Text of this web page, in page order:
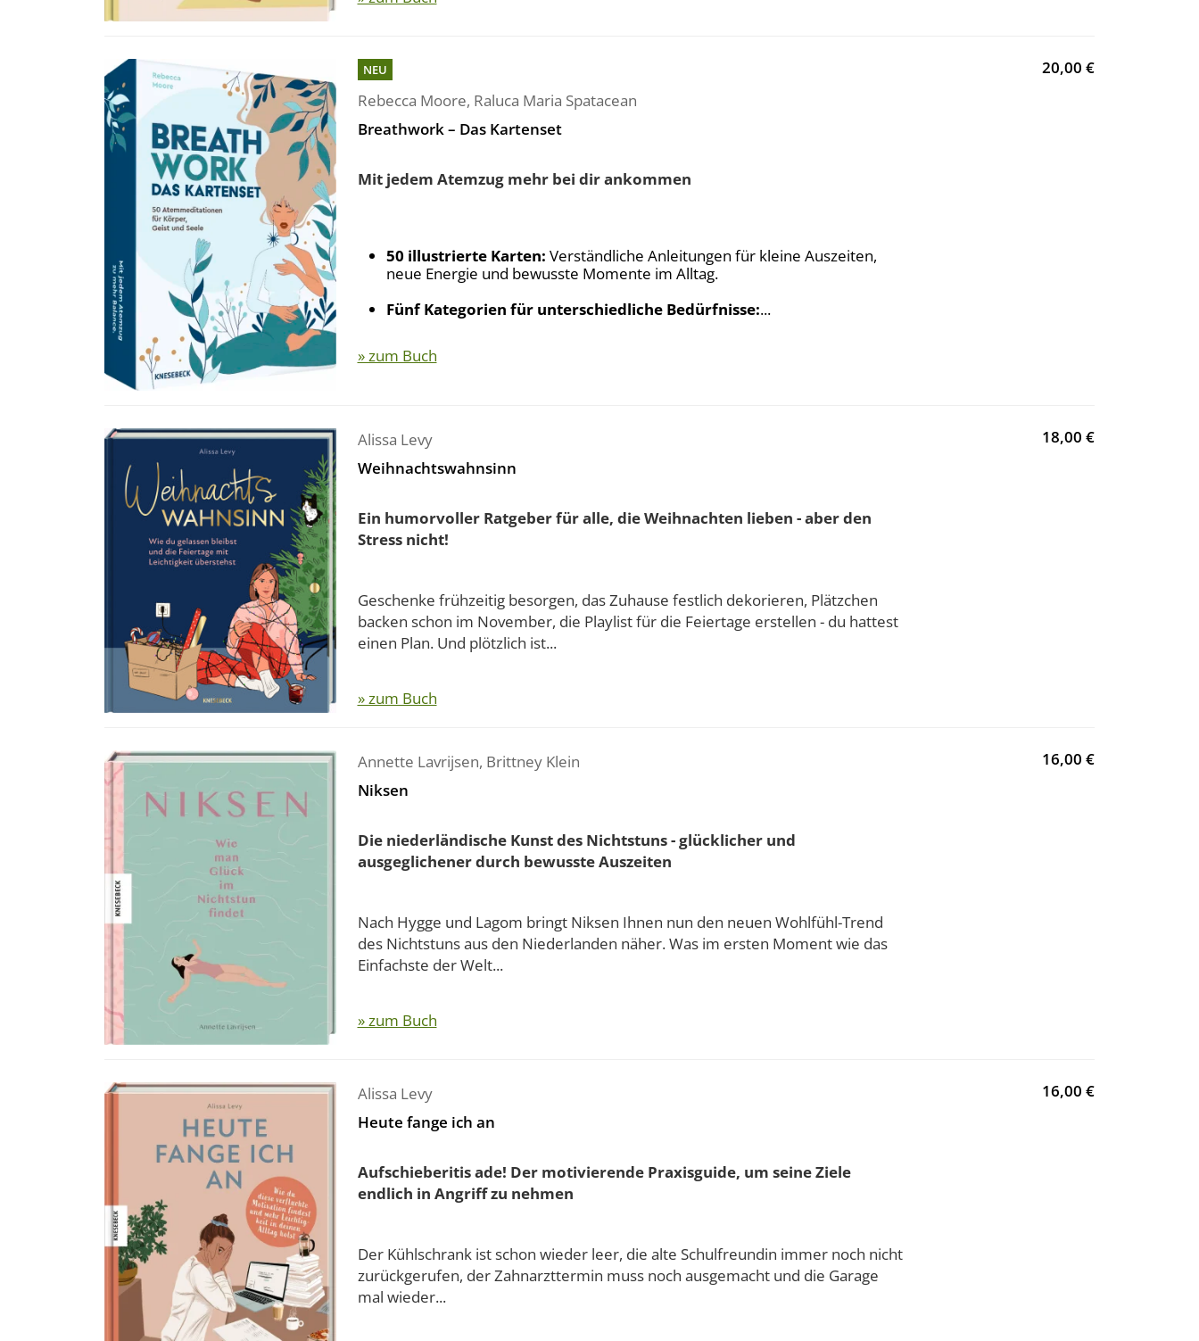
NEU
Rebecca Moore, Raluca Maria Spatacean
Breathwork – Das Kartenset
Mit jedem Atemzug mehr bei dir ankommen
50 illustrierte Karten: Verständliche Anleitungen für kleine Auszeiten,
neue Energie und bewusste Momente im Alltag.
Fünf Kategorien für unterschiedliche Bedürfnisse:...
» zum Buch
20,00 €
Alissa Levy
Weihnachtswahnsinn
Ein humorvoller Ratgeber für alle, die Weihnachten lieben - aber den
Stress nicht!
Geschenke frühzeitig besorgen, das Zuhause festlich dekorieren, Plätzchen
backen schon im November, die Playlist für die Feiertage erstellen - du hattest
einen Plan. Und plötzlich ist...
» zum Buch
18,00 €
Annette Lavrijsen, Brittney Klein
Niksen
Die niederländische Kunst des Nichtstuns - glücklicher und
ausgeglichener durch bewusste Auszeiten
Nach Hygge und Lagom bringt Niksen Ihnen nun den neuen Wohlfühl-Trend
des Nichtstuns aus den Niederlanden näher. Was im ersten Moment wie das
Einfachste der Welt...
» zum Buch
16,00 €
Alissa Levy
Heute fange ich an
Aufschieberitis ade! Der motivierende Praxisguide, um seine Ziele
endlich in Angriff zu nehmen
Der Kühlschrank ist schon wieder leer, die alte Schulfreundin immer noch nicht
zurückgerufen, der Zahnarzttermin muss noch ausgemacht und die Garage
mal wieder...
16,00 €